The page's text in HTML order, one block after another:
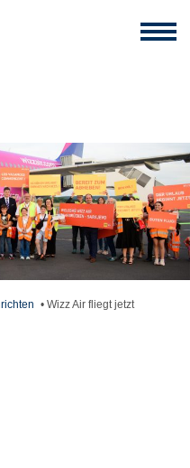
• Wizz Air fliegt jetzt